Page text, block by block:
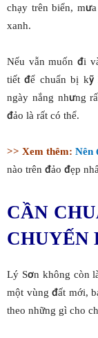
chạy trên biển,
xanh.
Nếu vẫn muốn đi
tiết để chuẩn bị kỹ
ngày nắng nhưng
đảo là rất có thể.
>> Xem thêm: Nên
nào trên đảo đẹp
CẦN
CHUYẾN
Lý Sơn không còn
một vùng đất mới,
theo những gì cho